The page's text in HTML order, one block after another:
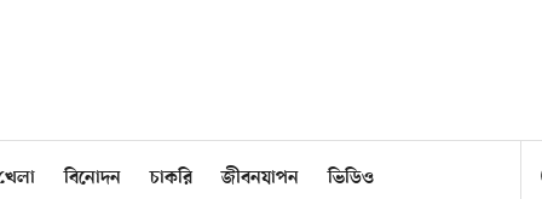
বিনোদন চাকরি জীবনযাপন ভিডিও